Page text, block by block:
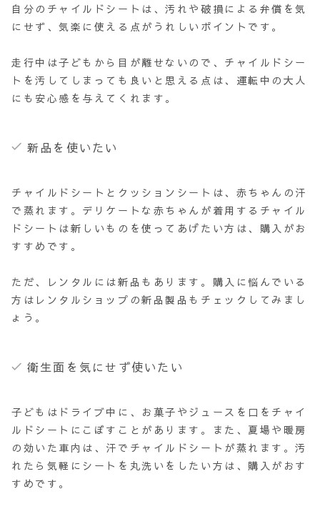
自分のチャイルドシートは、汚れや破損による弁償を気
にせず、気楽に使える点がうれしいポイントです。
走行中は子どもから目が離せないので、チャイルドシー
トを汚してしまっても良いと思える点は、運転中の大人
にも安心感を与えてくれます。
新品を使いたい
チャイルドシートとクッションシートは、赤ちゃんの汗
で蒸れます。デリケートな赤ちゃんが着用するチャイル
ドシートは新しいものを使ってあげたい方は、購入がお
すすめです。
ただ、レンタルには新品もあります。購入に悩んでいる
方はレンタルショップの新品製品もチェックしてみまし
ょう。
衛生面を気にせず使いたい
子どもはドライブ中に、お菓子やジュースを口をチャイ
ルドシートにこぼすことがあります。また、夏場や暖房
の効いた車内は、汗でチャイルドシートが蒸れます。汚
れたら気軽にシートを丸洗いをしたい方は、購入がおす
すめです。